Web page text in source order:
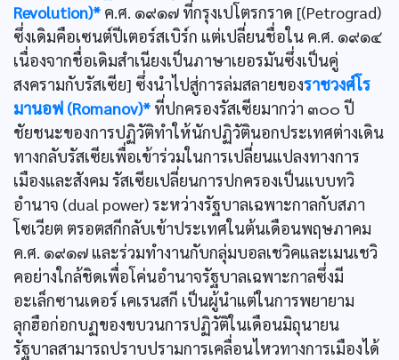
Revolution)* ค.ศ. ๑๙๑๗ ที่กรุงเปโตรกราด [(Petrograd)
ซึ่งเดิมคือเซนต์ปีเตอร์สเบิร์ก แต่เปลี่ยนชื่อใน ค.ศ. ๑๙๑๔
เนื่องจากชื่อเดิมสำเนียงเป็นภาษาเยอรมันซึ่งเป็นคู่
สงครามกับรัสเซีย] ซึ่งนำไปสู่การล่มสลายของราชวงศ์โร
มานอฟ (Romanov)* ที่ปกครองรัสเซียมากว่า ๓๐๐ ปี
ชัยชนะของการปฏิวัติทำให้นักปฏิวัตินอกประเทศต่างเดิน
ทางกลับรัสเซียเพื่อเข้าร่วมในการเปลี่ยนแปลงทางการ
เมืองและสังคม รัสเซียเปลี่ยนการปกครองเป็นแบบทวิ
อำนาจ (dual power) ระหว่างรัฐบาลเฉพาะกาลกับสภา
โซเวียต ตรอตสกีกลับเข้าประเทศในต้นเดือนพฤษภาคม
ค.ศ. ๑๙๑๗ และร่วมทำงานกับกลุ่มบอลเชวิคและเมนเชวิ
คอย่างใกล้ชิดเพื่อโค่นอำนาจรัฐบาลเฉพาะกาลซึ่งมี
อะเล็กซานเดอร์ เคเรนสกี เป็นผู้นำแต่ในการพยายาม
ลุกฮือก่อกบฏของขบวนการปฏิวัติในเดือนมิถุนายน
รัฐบาลสามารถปราบปรามการเคลื่อนไหวทางการเมืองได้